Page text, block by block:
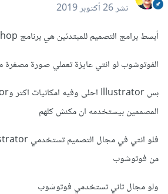
نشر26 أكتوبر 2019
أبسط برامج التصميم للمبتدئين هي برنامج Photoshop و Illustrator
الفوتوشوب لو انتي عايزة تعملي صورة مصغرة
المصممين بيستخدمه ان مكنش كلهم
من فوتوشوب
ولو مجال تاني تستخدمي فوتوشوب